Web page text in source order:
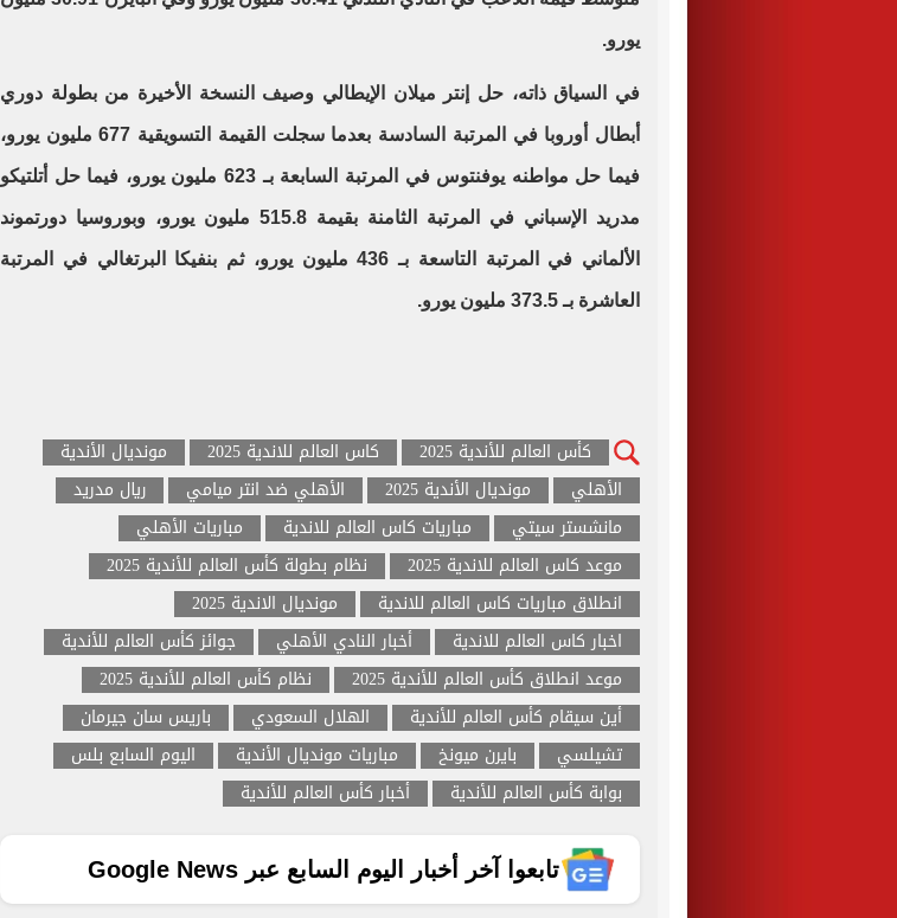
يورو.
في السياق ذاته، حل إنتر ميلان الإيطالي وصيف النسخة الأخيرة من بطولة دوري
أبطال أوروبا في المرتبة السادسة بعدما سجلت القيمة التسويقية 677 مليون يورو،
فيما حل مواطنه يوفنتوس في المرتبة السابعة بـ 623 مليون يورو، فيما حل أتلتيكو
مدريد الإسباني في المرتبة الثامنة بقيمة 515.8 مليون يورو، وبوروسيا دورتموند
الألماني في المرتبة التاسعة بـ 436 مليون يورو، ثم بنفيكا البرتغالي في المرتبة
العاشرة بـ 373.5 مليون يورو.
كأس العالم للأندية 2025 كاس العالم للاندية 2025
مونديال الأندية
الأهلي
مونديال الأندية 2025 الأهلي ضد انتر ميامي
ريال مدريد
مانشستر سيتي
مباريات كاس العالم للاندية
مباريات الأهلي
موعد كاس العالم للاندية 2025
نظام بطولة كأس العالم للأندية 2025
انطلاق مباريات كاس العالم للاندية
مونديال الاندية 2025
اخبار كاس العالم للاندية
أخبار النادي الأهلي
جوائز كأس العالم للأندية
موعد انطلاق كأس العالم للأندية 2025
نظام كأس العالم للأندية 2025
أين سيقام كأس العالم للأندية
الهلال السعودي
باريس سان جيرمان
تشيلسي
بايرن ميونخ مباريات مونديال الأندية
اليوم السابع بلس
بوابة كأس العالم للأندية
أخبار كأس العالم للأندية
تابعوا آخر أخبار اليوم السابع عبر Google News